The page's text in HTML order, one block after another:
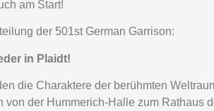
am Start!
der 501st German Garrison:
in Plaidt!
die Charaktere der berühmten
von der Hummerich-Halle zum Rathaus